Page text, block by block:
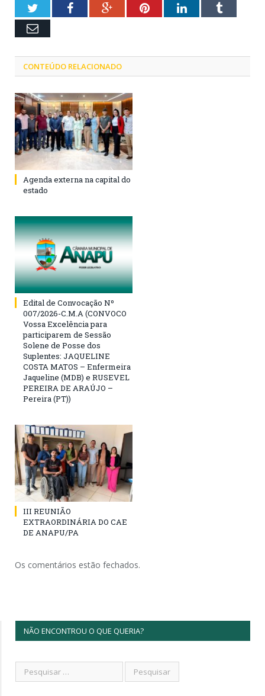
TwitterFacebookGoogle+PinterestLinkedInTumblr
Email
CONTEÚDO RELACIONADO
Agenda externa na capital do
estado
Edital de Convocação Nº
007/2026-C.M.A (CONVOCO
Vossa Excelência para
participarem de Sessão
Solene de Posse dos
Suplentes: JAQUELINE
COSTA MATOS – Enfermeira
Jaqueline (MDB) e RUSEVEL
PEREIRA DE ARAÚJO –
Pereira (PT))
III REUNIÃO
EXTRAORDINÁRIA DO CAE
DE ANAPU/PA
Os comentários estão fechados.
NÃO ENCONTROU O QUE QUERIA?